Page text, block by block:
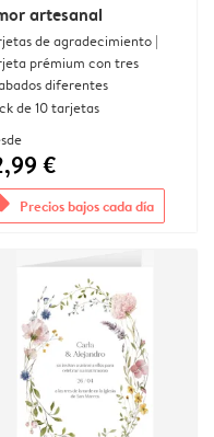
artesanal
de agradecimiento |
prémium con tres
diferentes
de 10 tarjetas
€
Precios bajos cada día